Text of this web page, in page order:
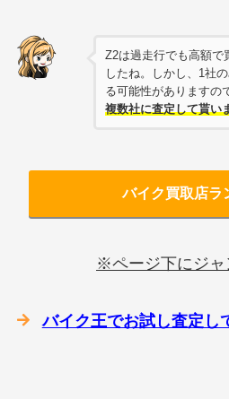
Z2は過走行でも高額で
したね。しかし、1社
る可能性がありますの
複数社に査定して貰い
バイク買取店ラ
※ページ下にジャ
バイク王でお試し査定し